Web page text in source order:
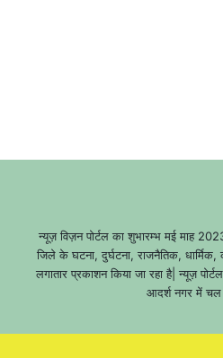
न्यूज़ विज़न पोर्टल का शुभारम्भ मई माह
जिले के घटना, दुर्घटना, राजनैतिक,
लगातार प्रकाशन किया जा रहा है| न्यूज़
आदर्श नगर में चल